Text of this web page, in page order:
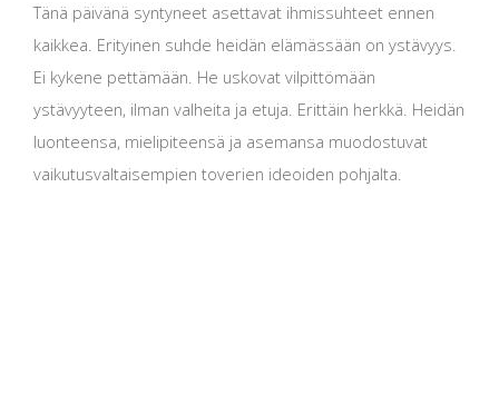
Tänä päivänä syntyneet asettavat ihmissuhteet ennen
kaikkea. Erityinen suhde heidän elämässään on ystävyys.
Ei kykene pettämään. He uskovat vilpittömään
ystävyyteen, ilman valheita ja etuja. Erittäin herkkä. Heidän
luonteensa, mielipiteensä ja asemansa muodostuvat
vaikutusvaltaisempien toverien ideoiden pohjalta.